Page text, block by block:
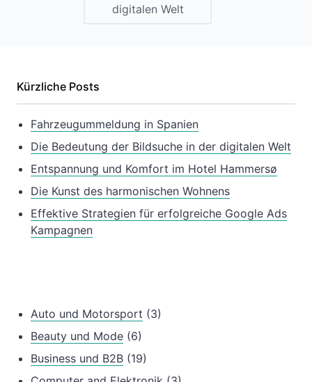
digitalen Welt
Kürzliche Posts
Fahrzeugummeldung in Spanien
Die Bedeutung der Bildsuche in der digitalen Welt
Entspannung und Komfort im Hotel Hammersø
Die Kunst des harmonischen Wohnens
Effektive Strategien für erfolgreiche Google Ads
Kampagnen
Auto und Motorsport (3)
Beauty und Mode (6)
Business und B2B (19)